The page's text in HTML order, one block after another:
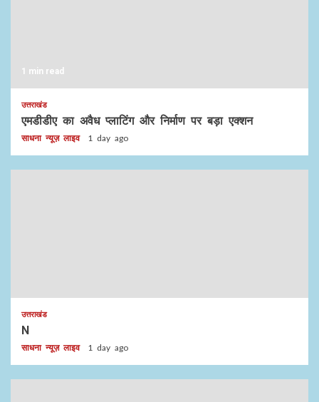
1 min read
उत्तराखंड
एमडीडीए का अवैध प्लाटिंग और निर्माण पर बड़ा एक्शन
साधना न्यूज़ लाइव 1 day ago
उत्तराखंड
N
साधना न्यूज़ लाइव 1 day ago